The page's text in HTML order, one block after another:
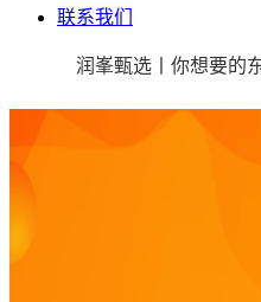
联系我们
润峯甄选丨你想要的